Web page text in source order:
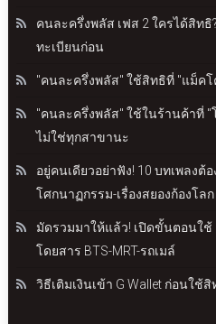
คนละครึ่งพลัส เฟส 2 ใครได้สิทธิ
ทะเบียนก่อน
"คนละครึ่งพลัส" ใช้สิทธิที่ "แม็คโ
"คนละครึ่งพลัส" ใช้ในร้านค้าที่ "
ไม่ใช่ทุกสาขานะ
อยู่คนเดียวอย่าฟัง! 10 บทเพลงต้
โศกนาฏกรรม-เรื่องสยองก้องโลก
มัดรวมมาให้แล้ว! เปิดขั้นตอนใ
โดยสาร BTS-MRT-รถเมล์
วิธีเติมเงินเข้า G Wallet ก่อนใ